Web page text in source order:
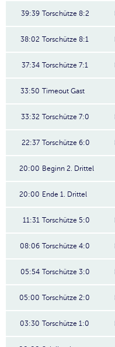
39:39 Torschütze 8:2
38:02 Torschütze 8:1
37:34 Torschütze 7:1
33:50 Timeout Gast
33:32 Torschütze 7:0
22:37 Torschütze 6:0
20:00 Beginn 2. Drittel
20:00 Ende 1. Drittel
11:31 Torschütze 5:0
08:06 Torschütze 4:0
05:54 Torschütze 3:0
05:00 Torschütze 2:0
03:30 Torschütze 1:0